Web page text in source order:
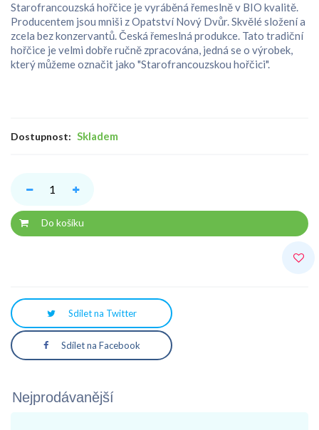
Starofrancouzská hořčice je vyráběná řemeslně v BIO kvalitě.
Producentem jsou mniši z Opatství Nový Dvůr. Skvělé složení a
zcela bez konzervantů. Česká řemeslná produkce. Tato tradiční
hořčice je velmi dobře ručně zpracována, jedná se o výrobek,
který můžeme označit jako "Starofrancouzskou hořčici".
Dostupnost: Skladem
Do košíku
Sdílet na Twitter
Sdílet na Facebook
Nejprodávanější